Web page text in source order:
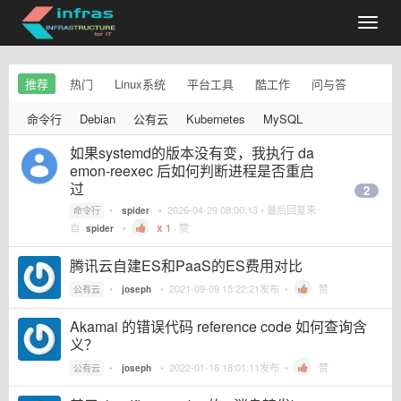
推荐 热门 Linux系统 平台工具 酷工作 问与答
命令行 Debian 公有云 Kubernetes MySQL
如果systemd的版本没有变，我执行 da
emon-reexec 后如何判断进程是否重启
过
命令行 • spider • 2026-04-29 08:00:13 • 最后回复来
自 spider • 1 · 赞
2
腾讯云自建ES和PaaS的ES费用对比
公有云 • joseph • 2021-09-09 15:22:21发布 • 赞
Akamai 的错误代码 reference code 如何查询含
义？
公有云 • joseph • 2022-01-18 18:01:11发布 • 赞